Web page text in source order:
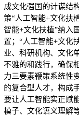
成文化强国的计谋结
策“人工智能+文化扶
智能+文化扶植”纳入
置；“人工智能+文化
业、科研机构、文化
不雅的和践行，确保
力三要素鞭策系统性
的复合型人才，构成
要让人工智能实正赋
模子、文化语义理解